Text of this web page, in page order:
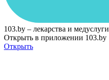
103.by – лекарства и медуслуги
Открыть в приложении 103.by
Открыть